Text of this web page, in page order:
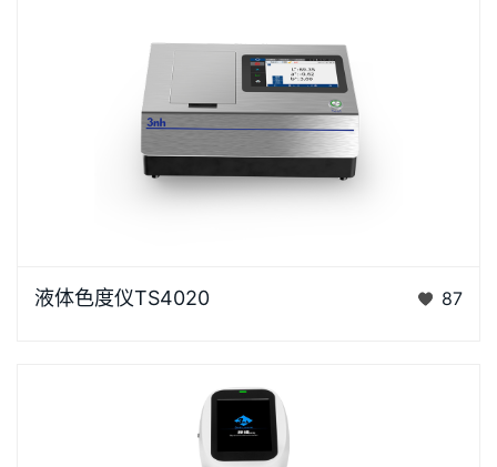
体色度测量设计的高精度色彩分析利器。采用D/0光学
液体色度仪TS4020 87